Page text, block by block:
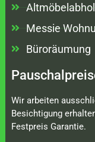
Messie
Büroräumung
Wir arbeiten
Besichtigung
Festpreis Garantie.